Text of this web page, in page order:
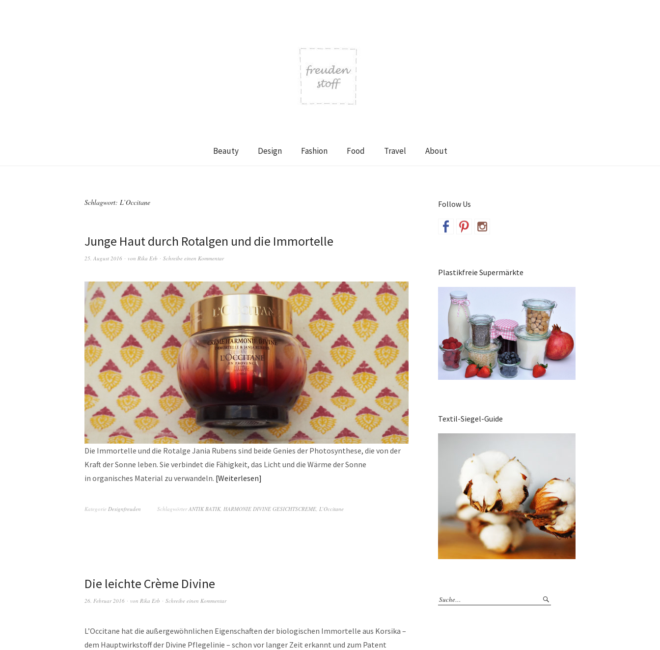
Beauty Design Fashion Food Travel About
Schlagwort: L’Occitane
Junge Haut durch Rotalgen und die Immortelle
25. August 2016 von Rika Erb Schreibe einen Kommentar
Die Immortelle und die Rotalge Jania Rubens sind beide Genies der Photosynthese, die von der
Kraft der Sonne leben. Sie verbindet die Fähigkeit, das Licht und die Wärme der Sonne
in organisches Material zu verwandeln. Weiterlesen
Kategorie Designfreuden SchlagwörterANTIK BATIK, HARMONIE DIVINE GESICHTSCREME, L’Occitane
Die leichte Crème Divine
26. Februar 2016 von Rika Erb Schreibe einen Kommentar
L’Occitane hat die außergewöhnlichen Eigenschaften der biologischen Immortelle aus Korsika –
dem Hauptwirkstoff der Divine Pflegelinie – schon vor langer Zeit erkannt und zum Patent
Follow Us
Plastikfreie Supermärkte
Textil-Siegel-Guide